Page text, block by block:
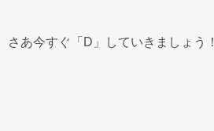
さあ今すぐ「D」していきましょう！